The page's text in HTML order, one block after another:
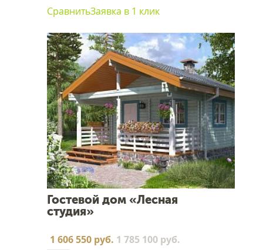
СравнитьЗаявка в 1 клик
Гостевой дом «Лесная
студия»
1 606 550 руб. 1 785 100 руб.